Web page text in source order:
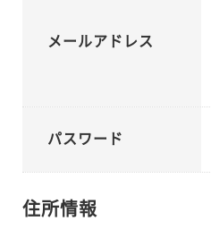
メールアドレス
パスワード
住所情報